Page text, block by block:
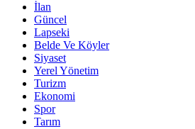
İlan
Güncel
Lapseki
Belde Ve Köyler
Siyaset
Yerel Yönetim
Turizm
Ekonomi
Spor
Tarım